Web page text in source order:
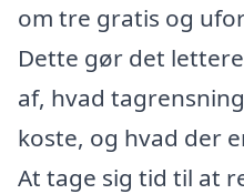
om tre gratis og
Dette gør det
af, hvad
koste, og hvad der
At tage sig tid til at